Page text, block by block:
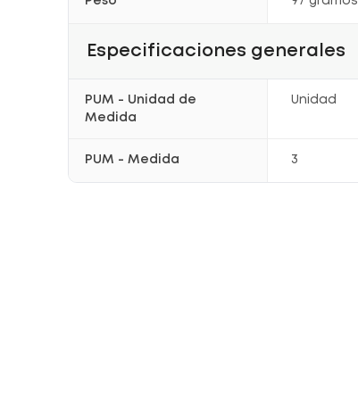
Especificaciones generales
PUM - Unidad de
Medida
Unidad
PUM - Medida 3